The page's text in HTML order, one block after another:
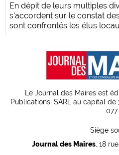
En dépit de leurs multiples
s'accordent sur le constat
sont confrontés les élus
Le Journal des Maires est
Publications, SARL au capital de
077
Siège
Journal des Maires, 18